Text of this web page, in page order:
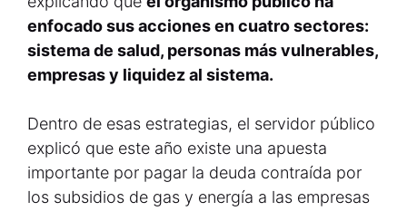
enfocado sus acciones en cuatro sectores:
sistema de salud, personas más vulnerables,
empresas y liquidez al sistema.
Dentro de esas estrategias, el servidor público
explicó que este año existe una apuesta
importante por pagar la deuda contraída por
los subsidios de gas y energía a las empresas